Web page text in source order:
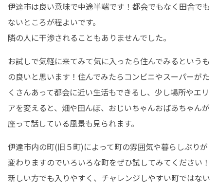
伊達市は良い意味で中途半端です！都会でもなく田舎でも
ないところが程よいです。
隣の人に干渉されることもありませんでした。
お試しで気軽に来てみて気に入ったら住んでみるというも
の良いと思います！住んでみたらコンビニやスーパーがた
くさんあって都会に近い生活もできるし、少し場所やエリ
アを変えると、畑や田んぼ、おじいちゃんおばあちゃんが
座って話している風景も見られます。
伊達市内の町(旧５町)によって町の雰囲気や暮らしぶりが
変わりますのでいろいろな町をぜひ試してみてください！
新しい方でも入りやすく、チャレンジしやすい町ではない